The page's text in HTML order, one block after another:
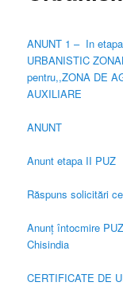
ANUNT 1 – In
URBANISTIC ZONAL
pentru,,ZONA DE
AUXILIARE
ANUNT
Anunt etapa II PUZ
Răspuns solicitări
Anunț întocmire
Chisindia
CERTIFICATE DE